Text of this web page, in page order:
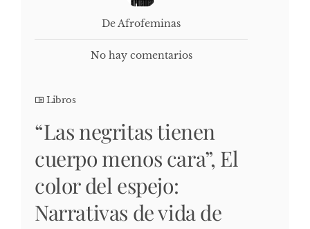
De Afrofeminas
No hay comentarios
Libros
“Las negritas tienen
cuerpo menos cara”, El
color del espejo:
Narrativas de vida de